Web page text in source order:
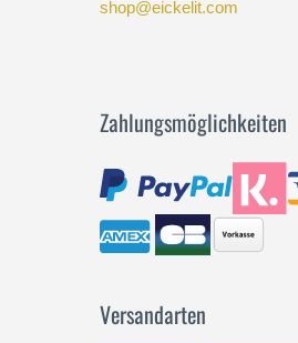
shop@eickelit.com
Zahlungsmöglichkeiten
Versandarten